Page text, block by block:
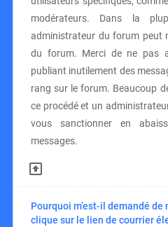
modérateurs. Dans la
administrateur du forum peut
du forum. Merci de ne pas
publiant inutilement des
rang sur le forum. Beaucoup
ce procédé et un
vous sanctionner en
messages.
Pourquoi m’est-il demandé
clique sur le lien de courrier